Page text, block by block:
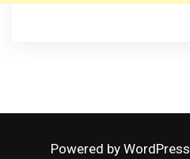
Powered by WordPress